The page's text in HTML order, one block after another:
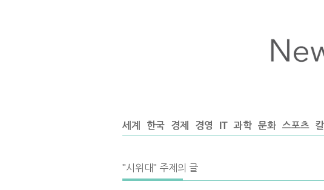
세계 한국 경제 경영 IT 과학 문화 스포츠
"시위대" 주제의 글